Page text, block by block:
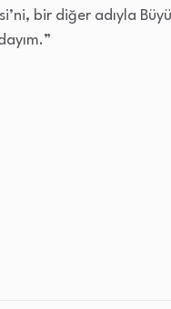
bir diğer adıyla